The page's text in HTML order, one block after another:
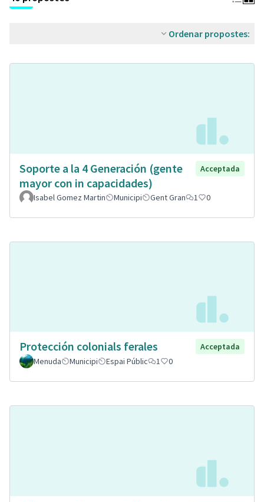
Ordenar propostes:
Soporte a la 4 Generación (gente
mayor con in capacidades)
Acceptada
Isabel Gomez Martin Municipi Gent Gran 1 0
Protección colonials ferales
Acceptada
Menuda
Municipi Espai Públic 1 0